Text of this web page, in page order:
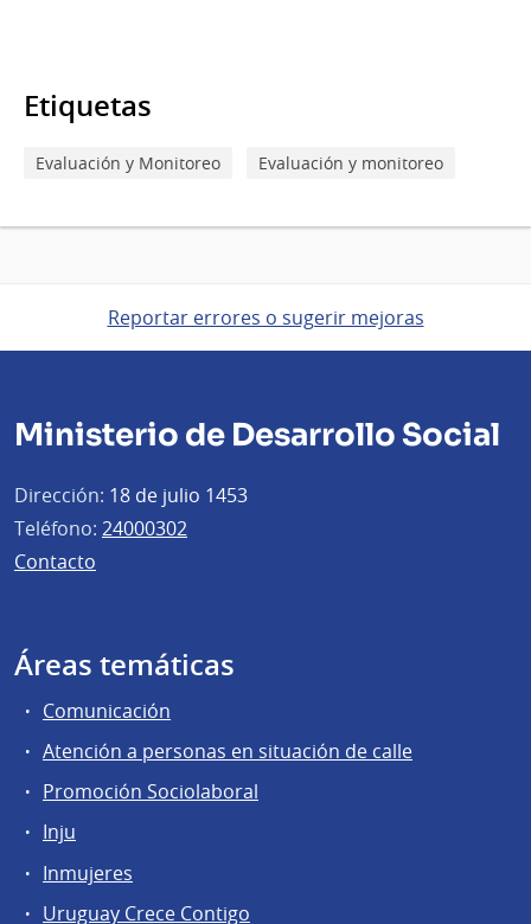
Etiquetas
Evaluación y Monitoreo Evaluación y monitoreo
Reportar errores o sugerir mejoras
Ministerio de Desarrollo Social
Dirección: 18 de julio 1453
Teléfono: 24000302
Contacto
Áreas temáticas
Comunicación
Atención a personas en situación de calle
Promoción Sociolaboral
Inju
Inmujeres
Uruguay Crece Contigo